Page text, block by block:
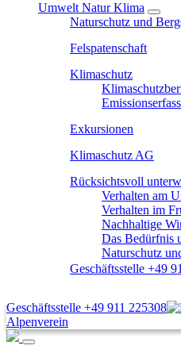
Umwelt Natur Klima
Naturschutz und
Felspatenschaft
Klimaschutz
Exkursionen
Klimaschutz AG
Rücksichtsvoll
Verhalten am
Verhalten im
Nachhaltige
Das Bedürfnis
Naturschutz
Geschäftsstelle +49
Geschäftsstelle +49 911 225308
Alpenverein